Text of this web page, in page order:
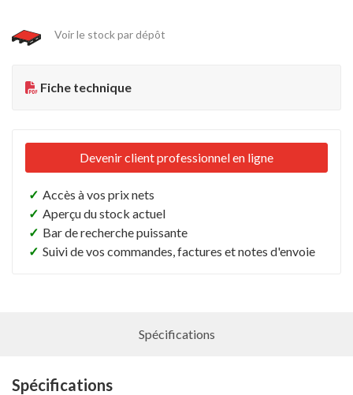
Voir le stock par dépôt
Fiche technique
Devenir client professionnel en ligne
✓ Accès à vos prix nets
✓ Aperçu du stock actuel
✓ Bar de recherche puissante
✓ Suivi de vos commandes, factures et notes d'envoie
Spécifications
Spécifications